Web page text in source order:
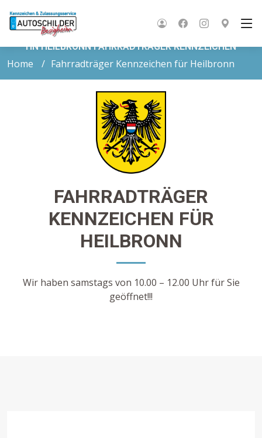
HN HEILBRONN FAHRRADTRÄGER KENNZEICHEN
Home Fahrradträger Kennzeichen für Heilbronn
FAHRRADTRÄGER
KENNZEICHEN FÜR
HEILBRONN
Wir haben samstags von 10.00 – 12.00 Uhr für Sie
geöffnet!!!